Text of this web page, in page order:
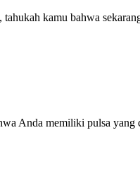
tahukah kamu bahwa
Anda memiliki pulsa